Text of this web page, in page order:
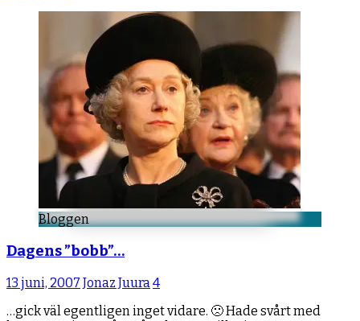
Bloggen
Dagens ”bobb”…
13 juni, 2007 Jonaz Juura4
…gick väl egentligen inget vidare. 🙁 Hade svårt med